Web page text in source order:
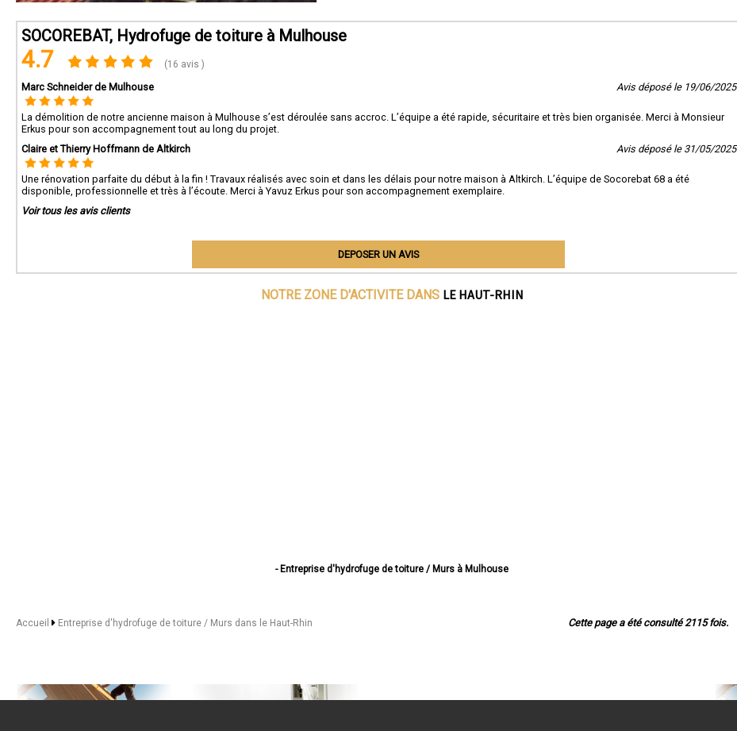
SOCOREBAT, Hydrofuge de toiture à Mulhouse
4.7 (16 avis )
Marc Schneider de Mulhouse Avis déposé le 19/06/2025
La démolition de notre ancienne maison à Mulhouse s’est déroulée sans accroc. L’équipe a été rapide, sécuritaire et très bien organisée. Merci à Monsieur
Erkus pour son accompagnement tout au long du projet.
Claire et Thierry Hoffmann de Altkirch
Avis déposé le 31/05/2025
Une rénovation parfaite du début à la fin ! Travaux réalisés avec soin et dans les délais pour notre maison à Altkirch. L’équipe de Socorebat 68 a été
disponible, professionnelle et très à l’écoute. Merci à Yavuz Erkus pour son accompagnement exemplaire.
Voir tous les avis clients
DEPOSER UN AVIS
NOTRE ZONE D'ACTIVITE DANS LE HAUT-RHIN
- Entreprise d'hydrofuge de toiture / Murs à Mulhouse
- Entreprise d'hydrofuge de toiture / Murs à Wittenheim
- Entreprise d'hydrofuge de toiture / Murs à Guebwiller
- Entreprise d'hydrofuge de toiture / Murs à Cernay
Cette page a été consulté 2115 fois.
Accueil Entreprise d'hydrofuge de toiture / Murs dans le Haut-Rhin